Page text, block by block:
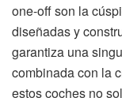
one-off son la
diseñadas y
garantiza una
combinada con la
estos coches no